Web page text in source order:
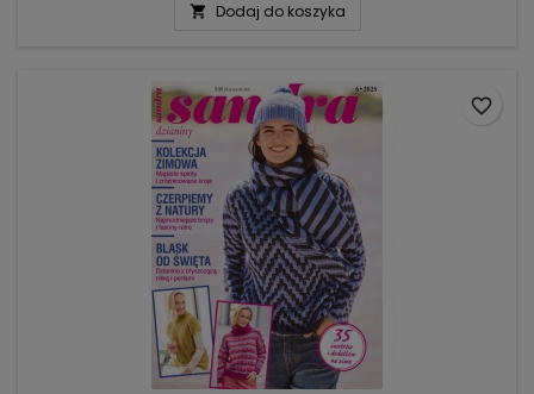
lubiących dziergać warkocze – ekscytujące kombinacje
 Dodaj do koszyka
favorite_border